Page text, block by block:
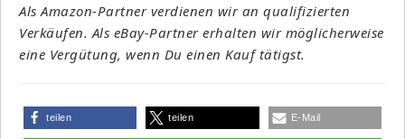
Als Amazon-Partner verdienen wir an qualifizierten
Verkäufen. Als eBay-Partner erhalten wir möglicherweise
eine Vergütung, wenn Du einen Kauf tätigst.
teilen teilen E-Mail